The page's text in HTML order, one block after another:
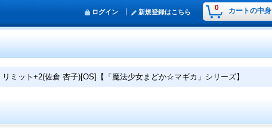
0 カートの中身
ログイン 新規登録はこちら
リミット+2(佐倉 杏子)[OS]【「魔法少女まどか☆マギカ」シリーズ】